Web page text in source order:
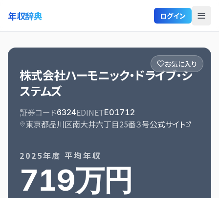
年収辞典 ログイン
お気に入り
株式会社ハーモニック・ドライブ・シ
ステムズ
証券コード6324EDINETE01712
東京都品川区南大井六丁目25番３号公式サイト
2025年度 平均年収
719万円